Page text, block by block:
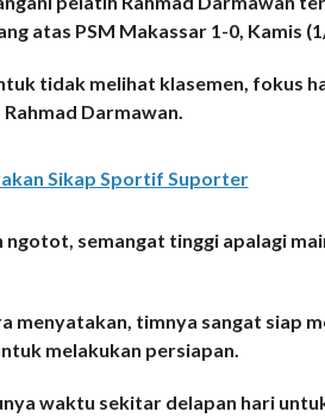
atas PSM Makassar 1-0, Kamis
tidak melihat klasemen, fokus
Rahmad Darmawan.
Sikap Sportif Suporter
ngotot, semangat tinggi apalagi
menyatakan, timnya sangat siap
melakukan persiapan.
waktu sekitar delapan hari